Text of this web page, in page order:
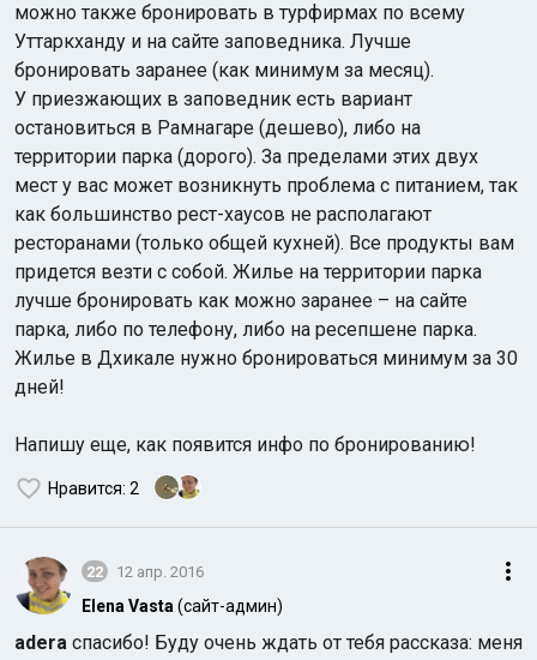
можно также бронировать в турфирмах по всему
Уттаркханду и на сайте заповедника. Лучше
бронировать заранее (как минимум за месяц).
У приезжающих в заповедник есть вариант
остановиться в Рамнагаре (дешево), либо на
территории парка (дорого). За пределами этих двух
мест у вас может возникнуть проблема с питанием, так
как большинство рест-хаусов не располагают
ресторанами (только общей кухней). Все продукты вам
придется везти с собой. Жилье на территории парка
лучше бронировать как можно заранее – на сайте
парка, либо по телефону, либо на ресепшене парка.
Жилье в Дхикале нужно бронироваться минимум за 30
дней!
Напишу еще, как появится инфо по бронированию!
Нравится: 2
22 12 апр. 2016
Elena Vasta (сайт-админ)
adera спасибо! Буду очень ждать от тебя рассказа: меня